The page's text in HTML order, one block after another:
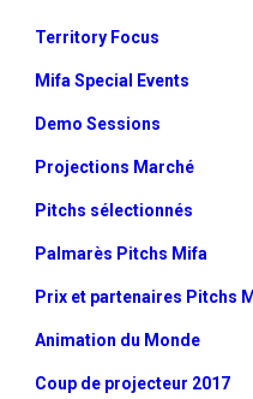
Territory Focus
Mifa Special Events
Demo Sessions
Projections Marché
Pitchs sélectionnés
Palmarès Pitchs Mifa
Prix et partenaires Pitchs
Animation du Monde
Coup de projecteur 2017